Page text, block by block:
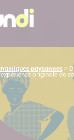
paysannes >
expérience originale de